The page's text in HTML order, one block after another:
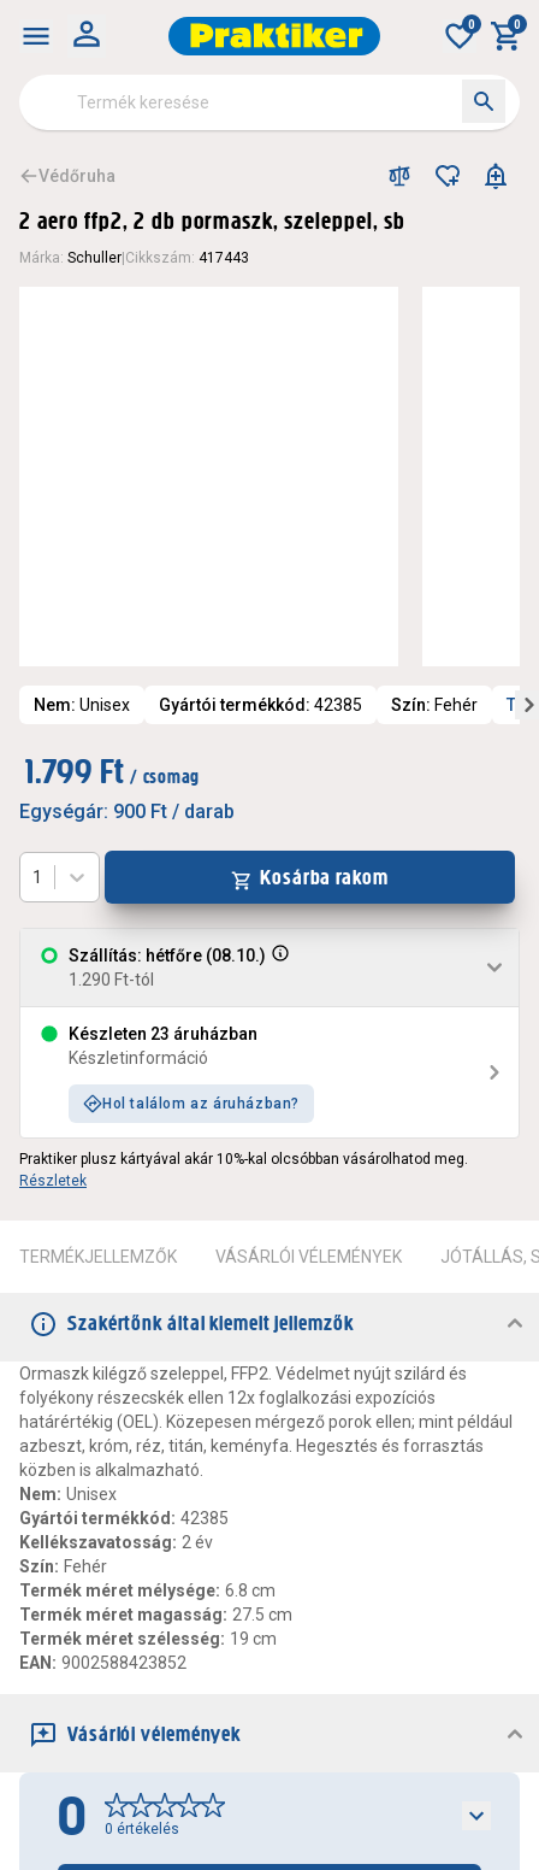
0 0
Védőruha
2 aero ffp2, 2 db pormaszk, szeleppel, sb
Márka: Schuller Cikkszám: 417443
Nem: Unisex Gyártói termékkód: 42385 Szín: Fehér
1.799 Ft / csomag
Egységár: 900 Ft / darab
Szállítás: hétfőre (08.10.)
1.290 Ft-tól
Készleten 23 áruházban
Készletinformáció
Hol találom az áruházban?
1 Kosárba rakom
Praktiker plusz kártyával akár 10%-kal olcsóbban vásárolhatod meg.
Részletek
TERMÉKJELLEMZŐK VÁSÁRLÓI VÉLEMÉNYEK JÓTÁLLÁS,
Szakértőnk által kiemelt jellemzők
Ormaszk kilégző szeleppel, FFP2. Védelmet nyújt szilárd és
folyékony részecskék ellen 12x foglalkozási expozíciós
határértékig (OEL). Közepesen mérgező porok ellen; mint például
azbeszt, króm, réz, titán, keményfa. Hegesztés és forrasztás
közben is alkalmazható.
Nem: Unisex
Gyártói termékkód : 42385
Kellékszavatosság: 2 év
Szín: Fehér
Termék méret mélysége: 6.8 cm
Termék méret magasság: 27.5 cm
Termék méret szélesség: 19 cm
EAN : 9002588423852
Vásárlói vélemények
0 0 értékelés